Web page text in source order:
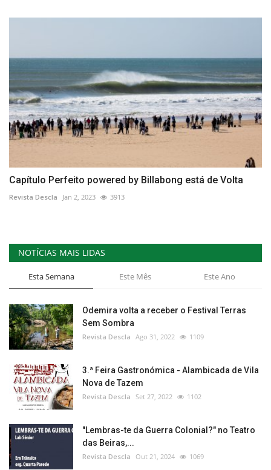
Capítulo Perfeito powered by Billabong está de Volta
Revista Descla Jan 2, 2023 3913
NOTÍCIAS MAIS LIDAS
Esta Semana Este Mês Este Ano
Odemira volta a receber o Festival Terras
Sem Sombra
Revista Descla Ago 31, 2022 1109
3.ª Feira Gastronómica - Alambicada de Vila
Nova de Tazem
Revista Descla Set 27, 2022 1102
"Lembras-te da Guerra Colonial?" no Teatro
das Beiras,...
Revista Descla Out 21, 2024 1069